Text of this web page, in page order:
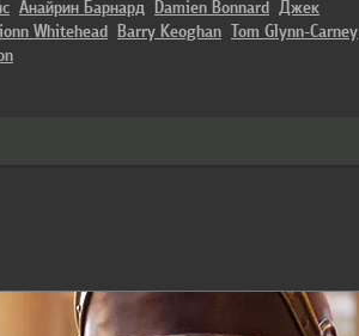
Анайрин Барнард Damien Bonnard Джек
Whitehead Barry Keoghan Tom Glynn-Carney